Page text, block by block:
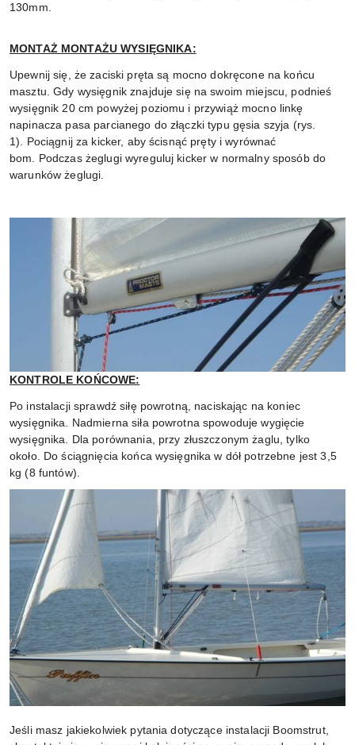
130mm.
MONTAŻ MONTAŻU WYSIĘGNIKA:
Upewnij się, że zaciski pręta są mocno dokręcone na końcu
masztu.Gdy wysięgnik znajduje się na swoim miejscu, podnieś
wysięgnik 20 cm powyżej poziomu i przywiąż mocno linkę
napinacza pasa parcianego do złączki typu gęsia szyja (rys.
1). Pociągnij za kicker, aby ścisnąć pręty i wyrównać
bom. Podczas żeglugi wyreguluj kicker w normalny sposób do
warunków żeglugi.
KONTROLE KOŃCOWE:
Po instalacji sprawdź siłę powrotną, naciskając na koniec
wysięgnika. Nadmierna siła powrotna spowoduje wygięcie
wysięgnika. Dla porównania, przy złuszczonym żaglu, tylko
około. Do ściągnięcia końca wysięgnika w dół potrzebne jest 3,5
kg (8 funtów).
Jeśli masz jakiekolwiek pytania dotyczące instalacji Boomstrut,